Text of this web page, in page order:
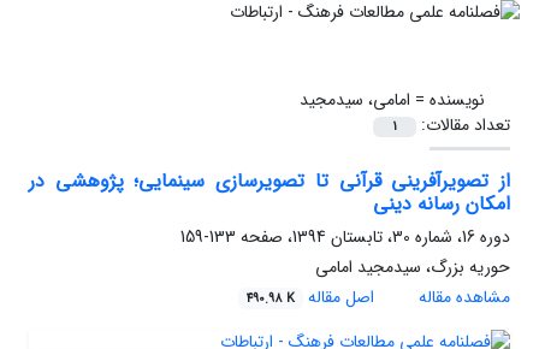
نویسنده = امامی، سیدمجید
تعداد مقالات:
1
از تصویر‏آفرینی قرآنی تا تصویر‏سازی سینمایی؛ پژوهشی در
امکان رسانه دینی
دوره 16، شماره 30، تابستان 1394، صفحه
133-159
حوریه بزرگ، سیدمجید امامی
مشاهده مقاله
اصل مقاله 490.98 K